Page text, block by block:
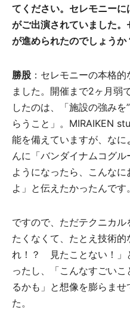
てください。セレモニー
がご出演されていました
が進められたのでしょうか
勝股 ：セレモニーの本格
ました。開催まで2ヶ月弱
したのは、「施設の強みを
らうこと」。MIRAIKEN
能を備えていますが、な
んに「バンダイナムコグ
ようになったら、こんな
よ」と伝えたかったんです。
ですので、ただテクニカ
たくなくて、たとえ技術
れ！？ 見たことない！」
ったし、「こんなすごい
るかも」と想像を膨らま
た。